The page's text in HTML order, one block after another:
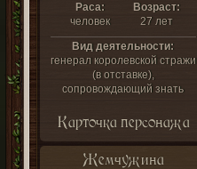
Раса:
человек
Возраст:
27 лет
Вид деятельности:
генерал королевской стражи
(в отставке),
сопровождающий знать
Карточка персонажа
Жемчужина